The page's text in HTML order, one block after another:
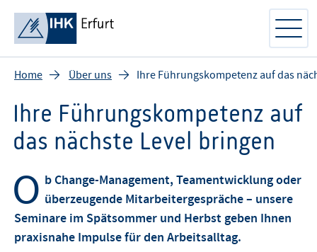
Home Über uns Ihre Führungskompetenz auf das
Ihre Führungskompetenz auf
das nächste Level bringen
O b Change-Management, Teamentwicklung oder
überzeugende Mitarbeitergespräche – unsere
Seminare im Spätsommer und Herbst geben Ihnen
praxisnahe Impulse für den Arbeitsalltag.